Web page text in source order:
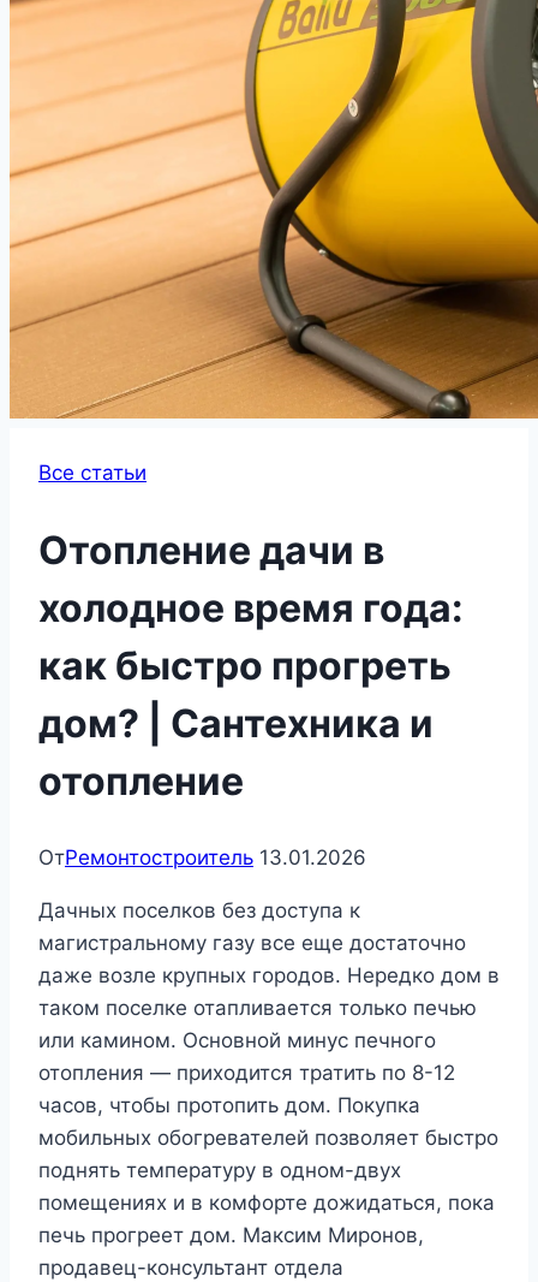
Все статьи
Отопление дачи в
холодное время года:
как быстро прогреть
дом? | Сантехника и
отопление
ОтРемонтостроитель 13.01.2026
Дачных поселков без доступа к
магистральному газу все еще достаточно
даже возле крупных городов. Нередко дом в
таком поселке отапливается только печью
или камином. Основной минус печного
отопления — приходится тратить по 8-12
часов, чтобы протопить дом. Покупка
мобильных обогревателей позволяет быстро
поднять температуру в одном-двух
помещениях и в комфорте дожидаться, пока
печь прогреет дом. Максим Миронов,
продавец-консультант отдела